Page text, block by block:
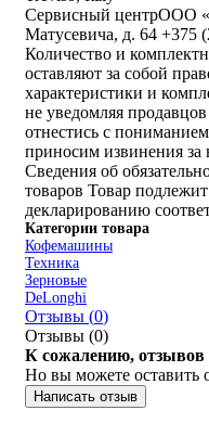
Cервисный центрООО
Матусевича, д. 64 +375
Количество и
оставляют за собой
характеристики и
не уведомляя
отнестись с
приносим извинения за
Сведения об
товаров Товар
декларированию
Категории товара
Кофемашины
Техника
Зерновые
DeLonghi
Отзывы (0)
Отзывы (0)
К сожалению, отзывов
Но вы можете оставить
Написать отзыв